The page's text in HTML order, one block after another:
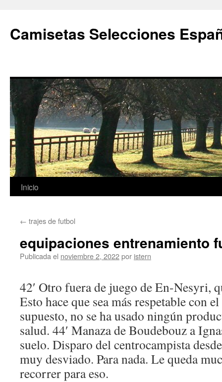
Camisetas Selecciones
Saltar
contenido
Inicio
← trajes de futbol
equipaciones entrenamiento
Publicada el noviembre 2, 2022por istern
42′ Otro fuera de juego de En-Nesyri,
Esto hace que sea más respetable con
supuesto, no se ha usado ningún
salud. 44′ Manaza de Boudebouz a
suelo. Disparo del centrocampista
muy desviado. Para nada. Le queda
recorrer para eso.